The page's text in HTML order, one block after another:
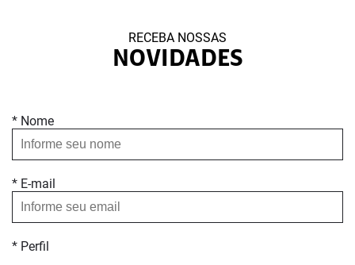
RECEBA NOSSAS
NOVIDADES
* Nome
* E-mail
* Perfil